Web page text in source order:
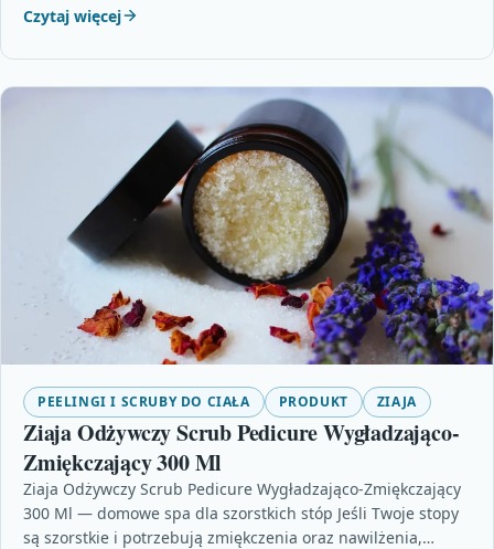
Czytaj więcej
PEELINGI I SCRUBY DO CIAŁA PRODUKT ZIAJA
Ziaja Odżywczy Scrub Pedicure Wygładzająco-
Zmiękczający 300 Ml
Ziaja Odżywczy Scrub Pedicure Wygładzająco-Zmiękczający
300 Ml — domowe spa dla szorstkich stóp Jeśli Twoje stopy
są szorstkie i potrzebują zmiękczenia oraz nawilżenia,